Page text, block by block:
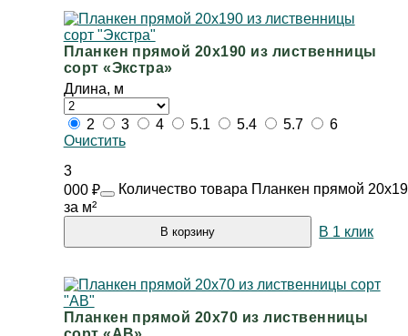
Планкен прямой 20х190 из лиственницы
сорт «Экстра»
Длина, м
2 3 4 5.1 5.4 5.7
6
Очистить
3
000 ₽
за м²
Количество товара Планкен прямой
В корзину В 1 клик
Планкен прямой 20х70 из лиственницы